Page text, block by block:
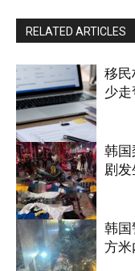
RELATED ARTICLES
国际
移民
少走
国际
韩国
剧
韩国
方米